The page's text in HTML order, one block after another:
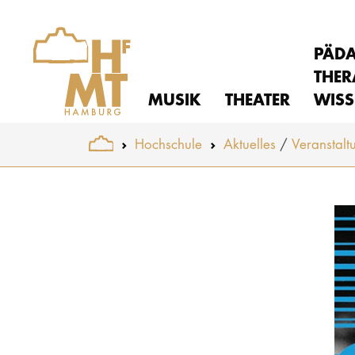
MUSIK THEATER
You are here:Hochschule Aktuelles